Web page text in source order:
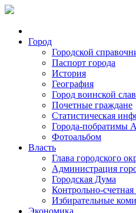
Город
Городской
Паспорт города
История
География
Город воинской
Почетные граждане
Статистическая
Города-побратимы
Фотоальбом
Власть
Глава городского
Администрация
Городская Дума
Контрольно-счетная
Избирательные
Экономика